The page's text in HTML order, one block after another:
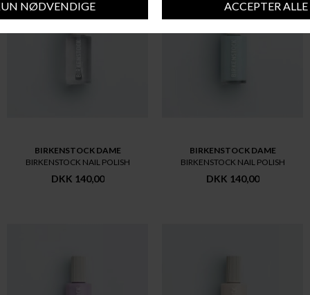
BIRKENSTOCK DAME
BIRKENSTOCK NAIL POLISH
DKK 140,00
BIRKENSTOCK DAME
BIRKENSTOCK NAIL POLISH
DKK 140,00